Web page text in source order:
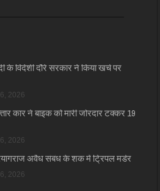
के विदेशी दौरे सरकार ने किया खर्च पर
2026
कार ने बाइक को मारी जोरदार टक्कर 19
2026
अवैध संबंध के शक में ट्रिपल मर्डर
2026